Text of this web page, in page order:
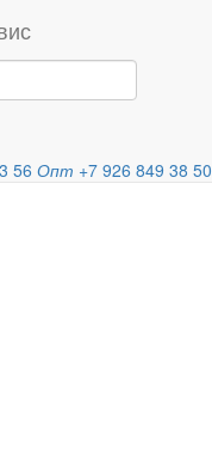
56 Опт +7 926 849 38 50